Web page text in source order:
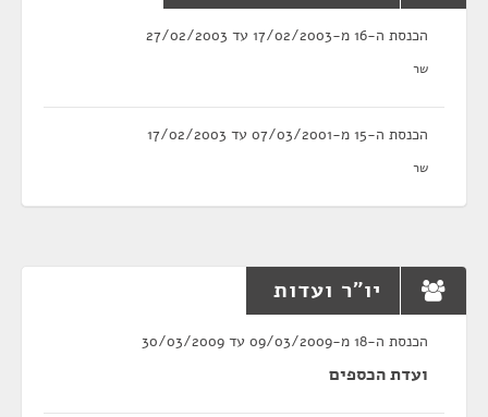
הכנסת ה-16 מ-17/02/2003 עד 27/02/2003
שר
הכנסת ה-15 מ-07/03/2001 עד 17/02/2003
שר
יו"ר ועדות
הכנסת ה-18 מ-09/03/2009 עד 30/03/2009
ועדת הכספים